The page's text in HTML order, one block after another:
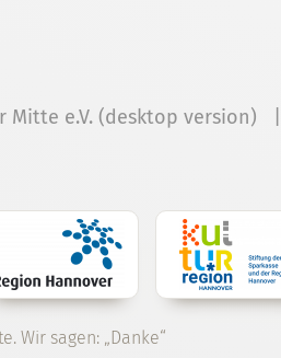
Mitte e.V. (desktop version) |
Wir sagen: „Danke“